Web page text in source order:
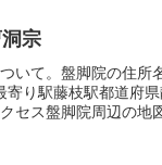
宗
いて。盤脚院の住所
り駅藤枝駅都道府
セス盤脚院周辺の地